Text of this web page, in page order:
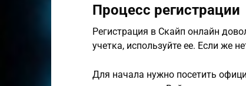
Процесс регистрации
Регистрация в Скайп онлайн
учетка, используйте ее. Если же
Для начала нужно посетить